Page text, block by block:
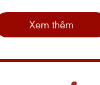
Xem thêm